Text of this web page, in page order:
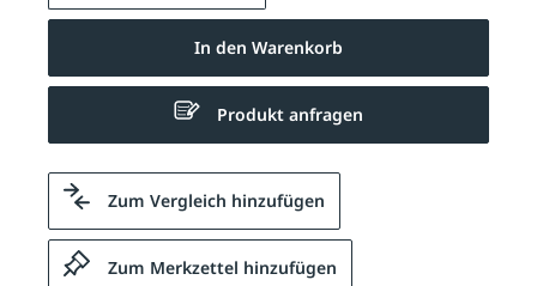
In den Warenkorb
Produkt anfragen
Zum Vergleich hinzufügen
Zum Merkzettel hinzufügen